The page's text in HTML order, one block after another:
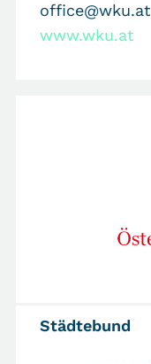
office@wku.at
www.wku.at
Städtebund